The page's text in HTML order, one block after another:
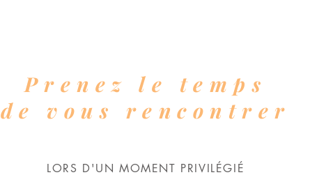
Prenez le temps
de vous rencontrer
LORS D'UN MOMENT PRIVILÉGIÉ